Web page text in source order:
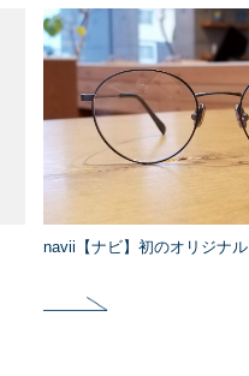
navii【ナビ】初のオリジナ